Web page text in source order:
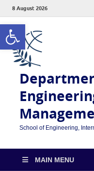
Open toolbar
8 August 2026
School of Engineering,
MAIN MENU